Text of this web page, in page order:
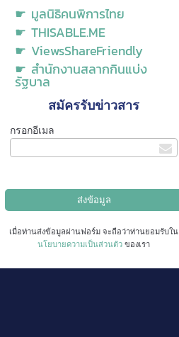
☛ มูลนิธิคนพิการไทย
☛ THISABLE.ME
☛ ViewsShareFriendly
☛ สำนักงานสลากกินแบ่ง
รัฐบาล
สมัครรับข่าวสาร
กรอกอีเมล
เมื่อท่านส่งข้อมูลผ่านฟอร์ม จะถือว่าท่านยอมรับใน
นโยบายความเป็นส่วนตัว ของเรา